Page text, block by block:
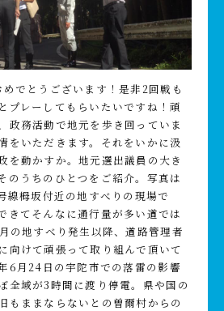
でとうございます！是非2回戦も
プレーしてもらいたいですね！頑
政務活動で地元を歩き回っていま
をいただきます。それをいかに汲
を動かすか。地元選出議員の大き
のうちのひとつをご紹介。写真は
線栂坂付近の地すべりの現場で
きてそんなに通行量が多い道では
の地すべり発生以降、道路管理者
向けて頑張って取り組んで頂いて
6月24日の宇陀市での落雷の影響
全域が3時間に渡り停電。県や国の
もままならないとの曽爾村からの